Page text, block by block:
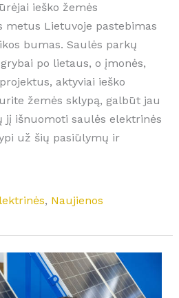
ieško žemės
metus Lietuvoje pastebimas
bumas. Saulės parkų
po lietaus, o įmonės,
aktyviai ieško
žemės sklypą, galbūt jau
jį išnuomoti saulės elektrinės
už šių pasiūlymų ir
, Naujienos